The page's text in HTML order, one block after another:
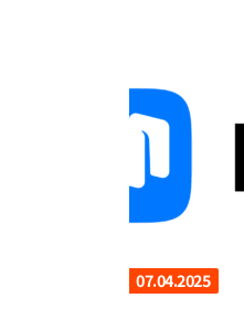
07.04.2025